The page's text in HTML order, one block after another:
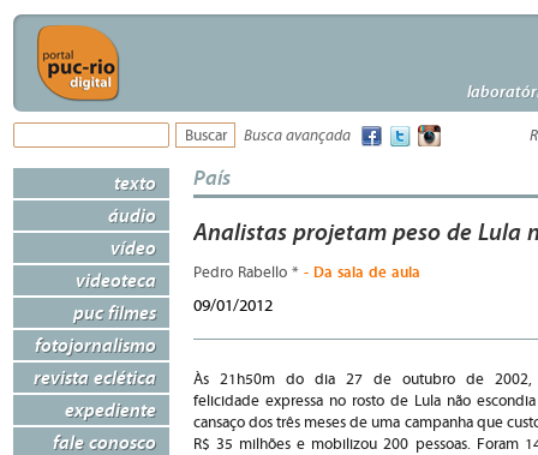
Busca avançada
texto
áudio
vídeo
videoteca
puc filmes
fotojornalismo
revista eclética
expediente
fale conosco
País
Analistas projetam peso de Lula
Pedro Rabello * - Da sala de aula
09/01/2012
Às 21h50m do dia 27 de outubro de 2002,
felicidade expressa no rosto de Lula não
cansaço dos três meses de uma campanha que
R$ 35 milhões e mobilizou 200 pessoas. Foram